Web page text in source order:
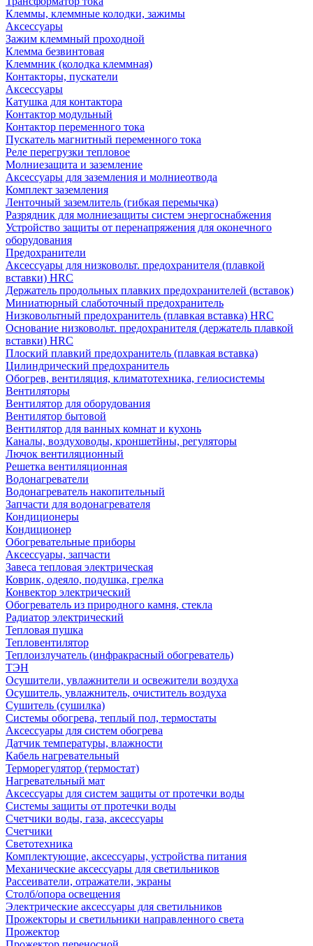
Клеммы, клеммные колодки, зажимы
Аксессуары
Зажим клеммный проходной
Клемма безвинтовая
Клеммник (колодка клеммная)
Контакторы, пускатели
Аксессуары
Катушка для контактора
Контактор модульный
Контактор переменного тока
Пускатель магнитный переменного тока
Реле перегрузки тепловое
Молниезащита и заземление
Аксессуары для заземления и молниеотвода
Комплект заземления
Ленточный заземлитель (гибкая перемычка)
Разрядник для молниезащиты систем энергоснабжения
Устройство защиты от перенапряжения для оконечного
оборудования
Предохранители
Аксессуары для низковольт. предохранителя (плавкой
вставки) HRC
Держатель продольных плавких предохранителей (вставок)
Миниатюрный слаботочный предохранитель
Низковольтный предохранитель (плавкая вставка) HRC
Основание низковольт. предохранителя (держатель плавкой
вставки) HRC
Плоский плавкий предохранитель (плавкая вставка)
Цилиндрический предохранитель
Обогрев, вентиляция, климатотехника, гелиосистемы
Вентиляторы
Вентилятор для оборудования
Вентилятор бытовой
Вентилятор для ванных комнат и кухонь
Каналы, воздуховоды, кроншетйны, регуляторы
Лючок вентиляционный
Решетка вентиляционная
Водонагреватели
Водонагреватель накопительный
Запчасти для водонагревателя
Кондиционеры
Кондиционер
Обогревательные приборы
Аксессуары, запчасти
Завеса тепловая электрическая
Коврик, одеяло, подушка, грелка
Конвектор электрический
Обогреватель из природного камня, стекла
Радиатор электрический
Тепловая пушка
Тепловентилятор
Теплоизлучатель (инфракрасный обогреватель)
ТЭН
Осушители, увлажнители и освежители воздуха
Осушитель, увлажнитель, очиститель воздуха
Сушитель (сушилка)
Системы обогрева, теплый пол, термостаты
Аксессуары для систем обогрева
Датчик температуры, влажности
Кабель нагревательный
Терморегулятор (термостат)
Нагревательный мат
Аксессуары для систем защиты от протечки воды
Системы защиты от протечки воды
Счетчики воды, газа, аксессуары
Счетчики
Светотехника
Комплектующие, аксессуары, устройства питания
Механические аксессуары для светильников
Рассеиватели, отражатели, экраны
Столб/опора освещения
Электрические аксессуары для светильников
Прожекторы и светильники направленного света
Прожектор